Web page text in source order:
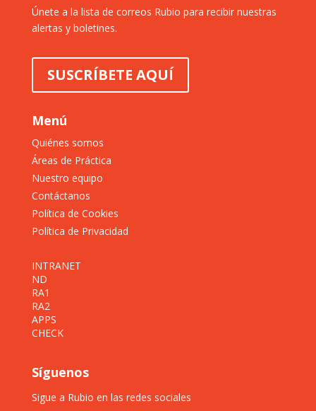
Únete a la lista de correos Rubio para recibir nuestras
alertas y boletines.
SUSCRÍBETE AQUÍ
Menú
Quiénes somos
Áreas de Práctica
Nuestro equipo
Contáctanos
Política de Cookies
Política de Privacidad
INTRANET
ND
RA1
RA2
APPS
CHECK
Síguenos
Sigue a Rubio en las redes sociales